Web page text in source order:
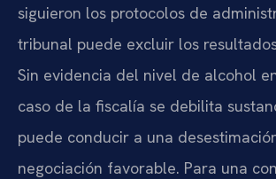
siguieron los protocolos de
tribunal puede excluir los
Sin evidencia del nivel de alcohol
caso de la fiscalía se debilita
puede conducir a una
negociación favorable. Para una